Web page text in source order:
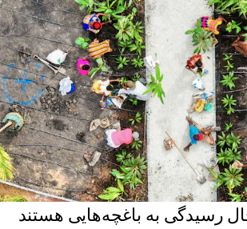
رسیدگی به باغچه‌هایی هستند